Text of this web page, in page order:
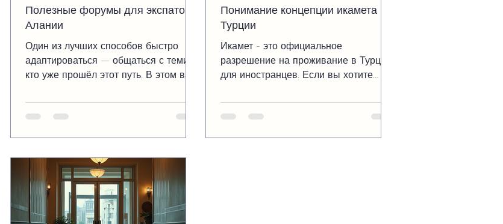
Полезные форумы для экспатов в
Алании
Один из лучших способов быстро
адаптироваться — общаться с теми,
кто уже прошёл этот путь. В этом вам
Понимание концепции икамета в
Турции
Икамет - это официальное
разрешение на проживание в Турции
для иностранцев. Если вы хотите
постоянной или долгосрочной основе,
икамет - ваш главный документ.